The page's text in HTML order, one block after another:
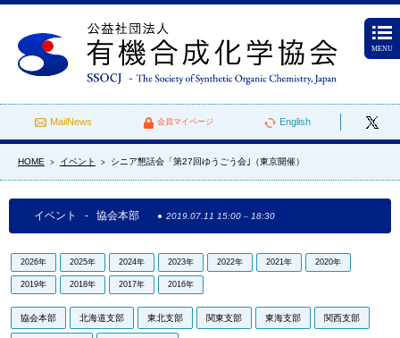
MailNews 会員マイページ English
MENU
HOME > イベント > シニア懇話会「第27回ゆうごう会｣（東京開催）
イベント - 協会本部 2019.07.11 15:00 – 18:30
2026年 2025年 2024年 2023年 2022年 2021年 2020年
2019年 2018年 2017年 2016年
協会本部 北海道支部 東北支部 関東支部 東海支部 関西支部